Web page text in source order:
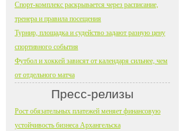
Спорт-комплекс раскрывается через расписание,
тренера и правила посещения
Турнир, площадка и судейство задают разную цену
спортивного события
Футбол и хоккей зависят от календаря сильнее, чем
от отдельного матча
Пресс-релизы
Рост обязательных платежей меняет финансовую
устойчивость бизнеса Архангельска